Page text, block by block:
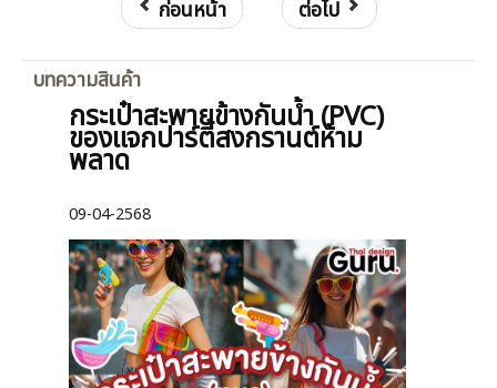
ก่อนหน้า ต่อไป
บทความสินค้า
กระเป๋าสะพายข้างกันน้ำ (PVC)
ของแจกปาร์ตี้สงกรานต์ห้าม
พลาด
09-04-2568